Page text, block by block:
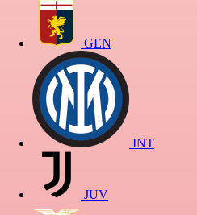
GEN
INT
JUV